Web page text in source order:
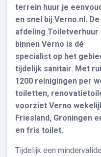
terrein huur je
en snel bij Verno.nl. De
afdeling Toiletverhuur
binnen Verno is dé
specialist op het
tijdelijk sanitair. Met
1200 reinigingen per
toiletten,
voorziet Verno
Friesland, Groningen
en fris toilet.
Tijdelijk een